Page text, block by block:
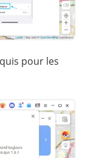
pour les